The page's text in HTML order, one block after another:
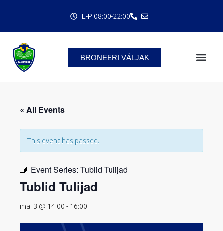
E-P 08:00-22:00
BRONEERI VÄLJAK
« All Events
This event has passed.
Event Series: Tublid Tulijad
Tublid Tulijad
mai 3 @ 14:00 - 16:00